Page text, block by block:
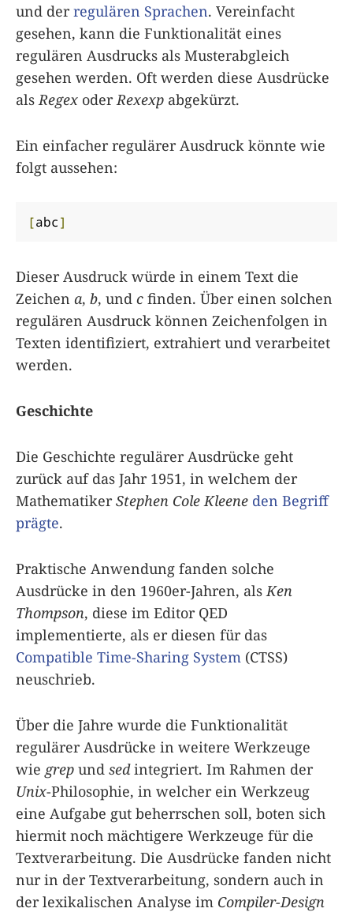
und derregulären Sprachen. Vereinfacht
gesehen, kann die Funktionalität eines
regulären Ausdrucks als Musterabgleich
gesehen werden. Oft werden diese Ausdrücke
als Regex oder Rexexp abgekürzt.
Ein einfacher regulärer Ausdruck könnte wie
folgt aussehen:
[abc]
Dieser Ausdruck würde in einem Text die
Zeichen a, b, und c finden. Über einen solchen
regulären Ausdruck können Zeichenfolgen in
Texten identifiziert, extrahiert und verarbeitet
werden.
Geschichte
Die Geschichte regulärer Ausdrücke geht
zurück auf das Jahr 1951, in welchem der
MathematikerStephen Cole Kleene den Begriff
prägte.
Praktische Anwendung fanden solche
Ausdrücke in den 1960er-Jahren, als Ken
Thompson, diese im Editor QED
implementierte, als er diesen für das
Compatible Time-Sharing System (CTSS)
neuschrieb.
Über die Jahre wurde die Funktionalität
regulärer Ausdrücke in weitere Werkzeuge
wie grep und sedintegriert. Im Rahmen der
Unix-Philosophie, in welcher ein Werkzeug
eine Aufgabe gut beherrschen soll, boten sich
hiermit noch mächtigere Werkzeuge für die
Textverarbeitung. Die Ausdrücke fanden nicht
nur in der Textverarbeitung, sondern auch in
der lexikalischen Analyse im Compiler-Design